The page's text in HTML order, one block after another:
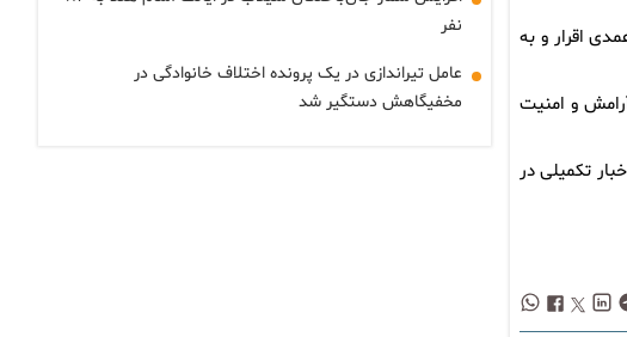
قتل عمدی اقرار و به
و امنیت
تکمیلی در
نفر
عامل تیراندازی در یک پرونده اختلاف خانوادگی در
مخفیگاهش دستگیر شد